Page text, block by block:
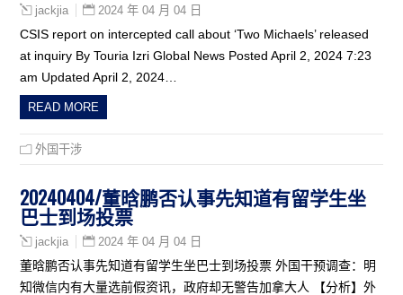
jackjia 2024 年 04 月 04 日
CSIS report on intercepted call about ‘Two Michaels’ released
at inquiry By Touria Izri Global News Posted April 2, 2024 7:23
am Updated April 2, 2024…
READ MORE
外国干涉
20240404/董晗鹏否认事先知道有留学生坐
巴士到场投票
jackjia 2024 年 04 月 04 日
董晗鹏否认事先知道有留学生坐巴士到场投票 外国干预调查：明
知微信内有大量选前假资讯，政府却无警告加拿大人 【分析】外